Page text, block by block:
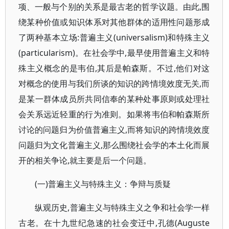
项、一般与个别的关系是最古老的哲学议题。由此,围
绕某种价值或知识体系对其他群体的适用性问题形成
了两种基本立场:普遍主义(universalism)和特殊主义
(particularism)。在社会学中,最早使用普遍主义和特
殊主义概念的是韦伯,其后是帕森斯。不过,他们对这
对概念的使用与我们所谈的知识的跨情境效度无关,而
是某一群体成员所共同信奉的某种处事原则或处理社
会关系远近轻重的行为准则。如果将韦伯和帕森斯所
讨论的问题归为价值普遍主义,而将知识的跨情境效度
问题归为文化普遍主义,那么围绕社会学的本土化而展
开的相关争论,就主要是后一个问题。
(一)普遍主义与特殊主义：争辩与质疑
纵观历史,普遍主义与特殊主义之争和社会学一样
古老。在十九世纪急速的社会变迁中,孔德(Auguste